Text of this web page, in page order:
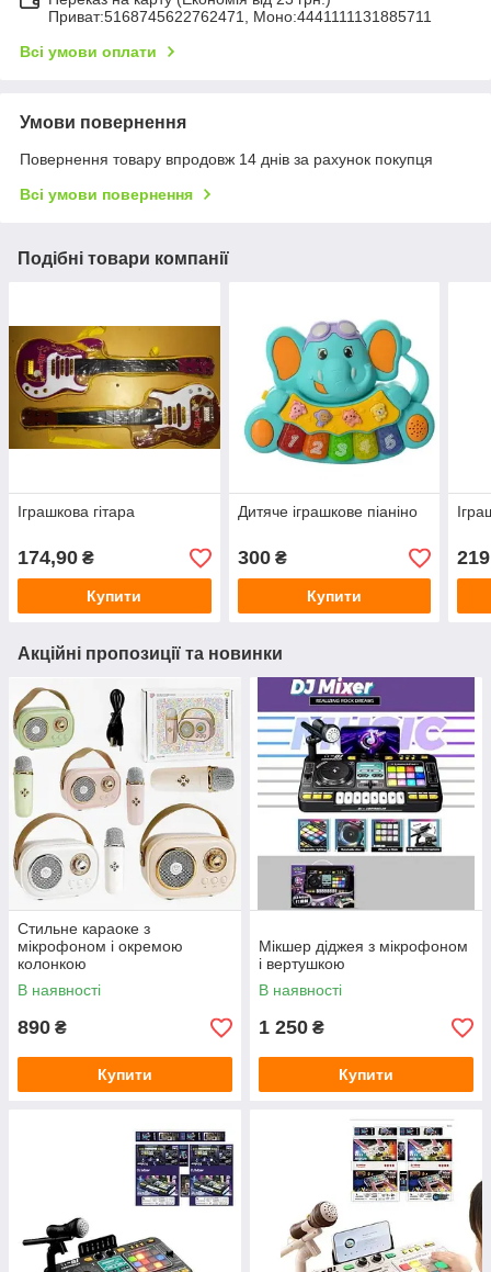
Приват:5168745622762471, Моно:4441111131885711
Всі умови оплати
Умови повернення
Повернення товару впродовж 14 днів за рахунок покупця
Всі умови повернення
Подібні товари компанії
Іграшкова гітара
174,90 ₴
Купити
Дитяче іграшкове піаніно
300₴
Купити
Акційні пропозиції та новинки
Стильне караоке з
мікрофоном і окремою
колонкою
В наявності
890 ₴
Купити
Мікшер діджея з мікрофоном
і вертушкою
В наявності
1 250 ₴
Купити